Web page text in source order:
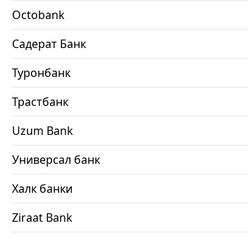
Octobank
Садерат Банк
Туронбанк
Трастбанк
Uzum Bank
Универсал банк
Халк банки
Ziraat Bank